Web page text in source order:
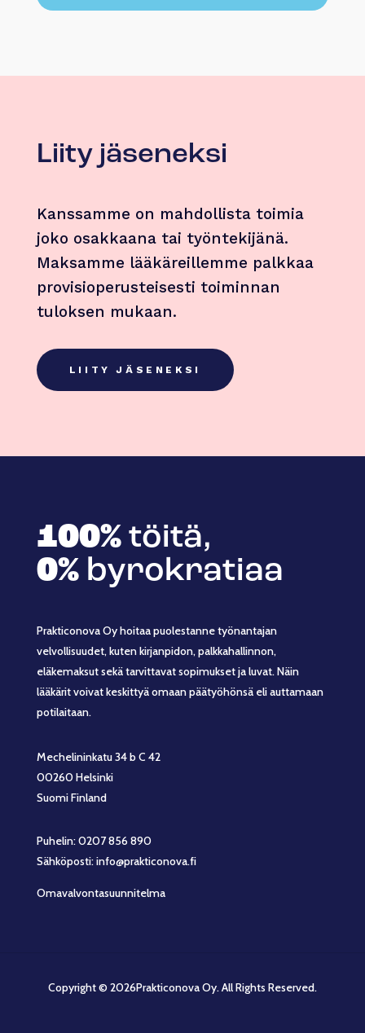
Liity jäseneksi
Kanssamme on mahdollista toimia
joko osakkaana tai työntekijänä.
Maksamme lääkäreillemme palkkaa
provisioperusteisesti toiminnan
tuloksen mukaan.
LIITY JÄSENEKSI
100%töitä,
0%byrokratiaa
Prakticonova Oy hoitaa puolestanne työnantajan
velvollisuudet, kuten kirjanpidon, palkkahallinnon,
eläkemaksut sekä tarvittavat sopimukset ja luvat. Näin
lääkärit voivat keskittyä omaan päätyöhönsä eli auttamaan
potilaitaan.
Mechelininkatu 34 b C 42
00260 Helsinki
Suomi Finland
Puhelin: 0207 856 890
Sähköposti: info@prakticonova.fi
Omavalvontasuunnitelma
Copyright © 2026Prakticonova Oy. All Rights Reserved.